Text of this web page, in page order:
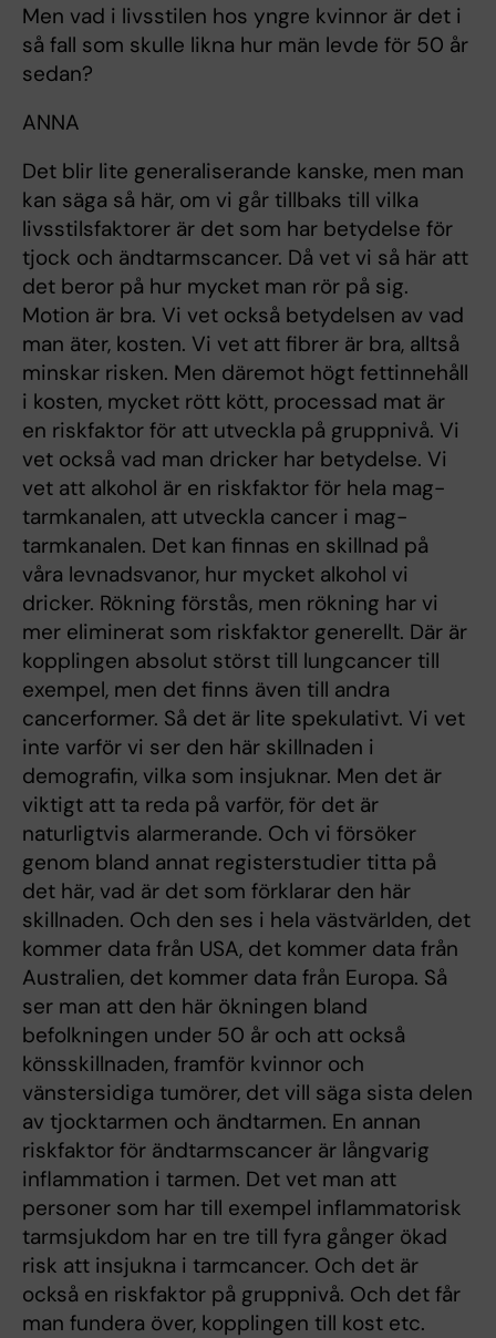
Men vad i livsstilen hos yngre kvinnor är det i
så fall som skulle likna hur män levde för 50 år
sedan?
ANNA
Det blir lite generaliserande kanske, men man
kan säga så här, om vi går tillbaks till vilka
livsstilsfaktorer är det som har betydelse för
tjock och ändtarmscancer. Då vet vi så här att
det beror på hur mycket man rör på sig.
Motion är bra. Vi vet också betydelsen av vad
man äter, kosten. Vi vet att fibrer är bra, alltså
minskar risken. Men däremot högt fettinnehåll
i kosten, mycket rött kött, processad mat är
en riskfaktor för att utveckla på gruppnivå. Vi
vet också vad man dricker har betydelse. Vi
vet att alkohol är en riskfaktor för hela mag-
tarmkanalen, att utveckla cancer i mag-
tarmkanalen. Det kan finnas en skillnad på
våra levnadsvanor, hur mycket alkohol vi
dricker. Rökning förstås, men rökning har vi
mer eliminerat som riskfaktor generellt. Där är
kopplingen absolut störst till lungcancer till
exempel, men det finns även till andra
cancerformer. Så det är lite spekulativt. Vi vet
inte varför vi ser den här skillnaden i
demografin, vilka som insjuknar. Men det är
viktigt att ta reda på varför, för det är
naturligtvis alarmerande. Och vi försöker
genom bland annat registerstudier titta på
det här, vad är det som förklarar den här
skillnaden. Och den ses i hela västvärlden, det
kommer data från USA, det kommer data från
Australien, det kommer data från Europa. Så
ser man att den här ökningen bland
befolkningen under 50 år och att också
könsskillnaden, framför kvinnor och
vänstersidiga tumörer, det vill säga sista delen
av tjocktarmen och ändtarmen. En annan
riskfaktor för ändtarmscancer är långvarig
inflammation i tarmen. Det vet man att
personer som har till exempel inflammatorisk
tarmsjukdom har en tre till fyra gånger ökad
risk att insjukna i tarmcancer. Och det är
också en riskfaktor på gruppnivå. Och det får
man fundera över, kopplingen till kost etc.